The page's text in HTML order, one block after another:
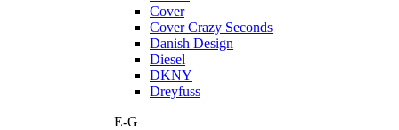
Cover
Cover Crazy Seconds
Danish Design
Diesel
DKNY
Dreyfuss
E-G